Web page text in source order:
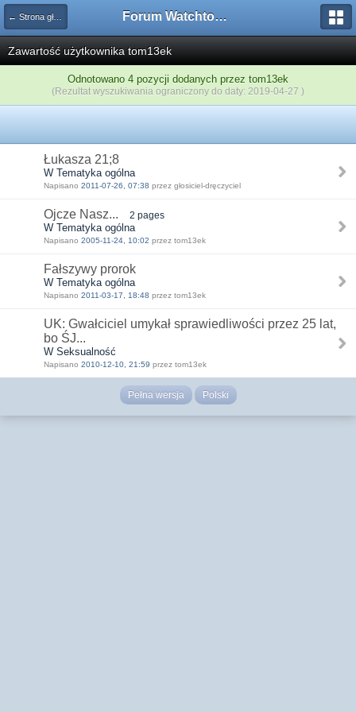
← Strona główna Forum Watchtower
Zawartość użytkownika tom13ek
Odnotowano 4 pozycji dodanych przez tom13ek
(Rezultat wyszukiwania ograniczony do daty: 2019-04-27 )
Łukasza 21;8
W Tematyka ogólna
Napisano 2011-07-26, 07:38 przez głosiciel-dręczyciel
Ojcze Nasz... 2 pages
W Tematyka ogólna
Napisano 2005-11-24, 10:02 przez tom13ek
Fałszywy prorok
W Tematyka ogólna
Napisano 2011-03-17, 18:48 przez tom13ek
UK: Gwałciciel umykał sprawiedliwości przez 25 lat,
bo ŚJ...
W Seksualność
Napisano 2010-12-10, 21:59 przez tom13ek
Pełna wersja Polski